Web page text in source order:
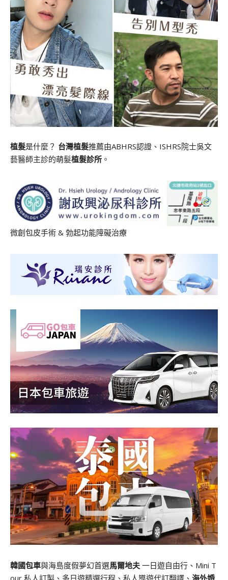
植髮是什麼？ 台灣植髮推薦由ABHRS認證、ISHRS院士吳文
藝醫師主診的萌髮植髮診所 。
微創包皮手術 & 勃起功能障礙治療
韓國包車與海島度假夢幻首選馬爾地夫 一日遊自由行、Mini T
our 私人訂製、多日遊精選行程、私人導遊代訂翻譯、 海外婚